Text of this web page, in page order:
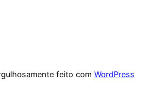
feito com WordPress